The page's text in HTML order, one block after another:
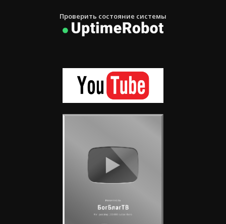
Проверить состояние системы